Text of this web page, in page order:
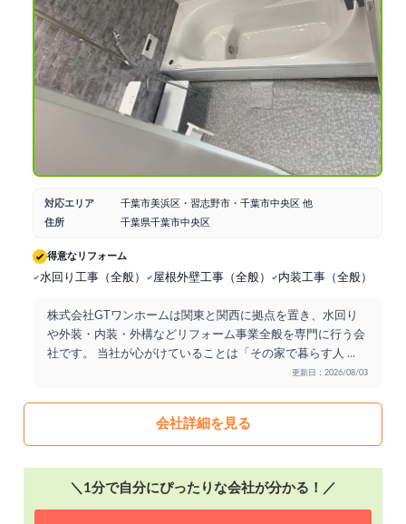
対応エリア
千葉市美浜区・習志野市・千葉市中央区 他
住所
千葉県千葉市中央区
得意なリフォーム
水回り工事（全般） 屋根外壁工事（全般） 内装工事（全般）
株式会社GTワンホームは関東と関西に拠点を置き、水回り
や外装・内装・外構などリフォーム事業全般を専門に行う会
社です。 当社が心がけていることは「その家で暮らす人 ...
更新日：2026/08/03
会社詳細を見る
＼1分で自分にぴったりな会社が分かる！／